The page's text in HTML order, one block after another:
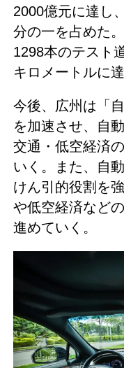
2000億元に達し
分の一を占めた
1298本のテスト
キロメートルに達
今後、広州は「
を加速させ、自
交通・低空経済
いく。また、自
けん引的役割を
や低空経済など
進めていく。